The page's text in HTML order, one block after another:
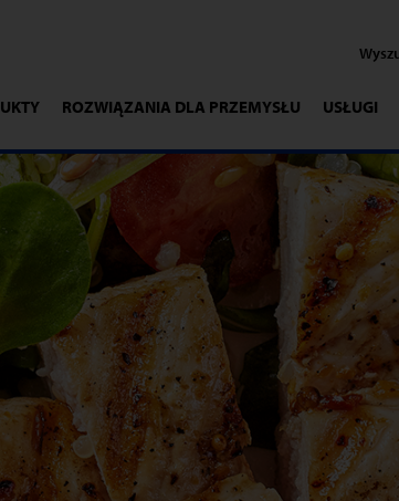
ROZWIĄZANIA DLA PRZEMYSŁU USŁUGI